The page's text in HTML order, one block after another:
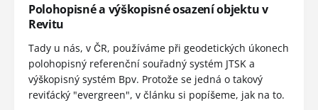
Polohopisné a výškopisné osazení objektu v
Revitu
Tady u nás, v ČR, používáme při geodetických úkonech
polohopisný referenční souřadný systém JTSK a
výškopisný systém Bpv. Protože se jedná o takový
reviťácký "evergreen", v článku si popíšeme, jak na to.